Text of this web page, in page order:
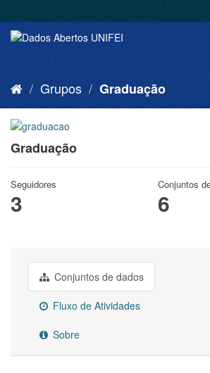
Grupos Graduação
Graduação
Seguidores
3
Conjuntos
6
Conjuntos de dados
Fluxo de Atividades
Sobre